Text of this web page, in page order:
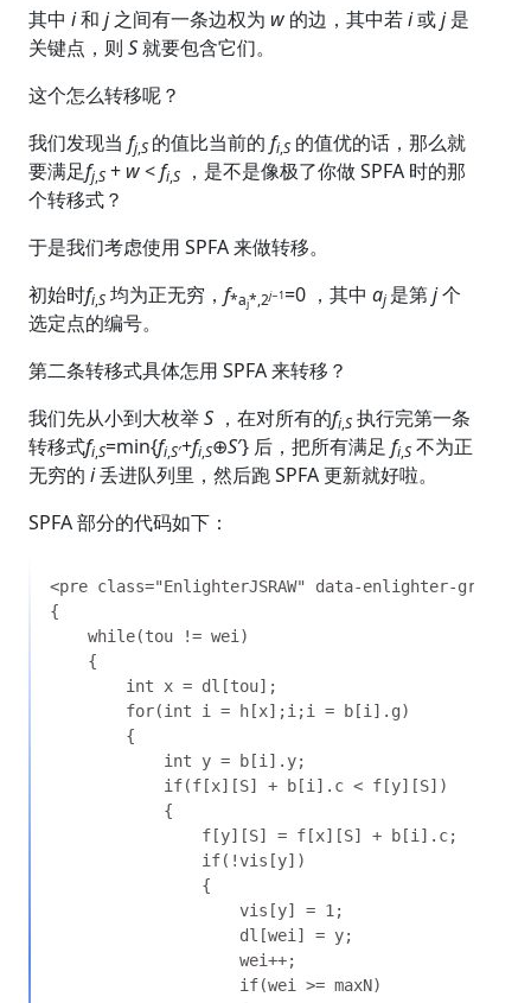
其中 i和 j之间有一条边权为 w 的边，其中若i或j是
关键点，则 S就要包含它们。
这个怎么转移呢？
我们发现当 fj,S 的值比当前的 fi,S 的值优的话，那么就
要满足fj,S + w<fi,S
，是不是像极了你做 SPFA 时的那
个转移式？
于是我们考虑使用 SPFA 来做转移。
初始时fi,S ​ 均为正无穷， f*aj*​,2j−1​=0 ，其中 aj 是第j个
选定点的编号。
第二条转移式具体怎用 SPFA 来转移？
我们先从小到大枚举S ，在对所有的fi,S 执行完第一条
转移式fi,S=min{fi,S′​+fi,S⊕S′​} 后，把所有满足 fi,S 不为正
无穷的 i丢进队列里，然后跑 SPFA 更新就好啦。
SPFA 部分的代码如下：